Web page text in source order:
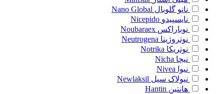
نانو گلوبال Nano Global
نایسپیدو Nicepido
نوباراکس Noubaraex
نوتروژینا Neutrogena
نوتریکا Notrika
نیچا Nicha
نیوا Nivea
نیولاک سیل Newlaksil
هانتین Hantin